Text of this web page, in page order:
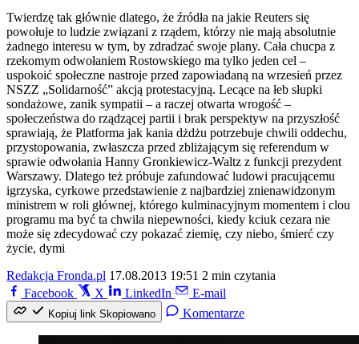
Twierdzę tak głównie dlatego, że źródła na jakie Reuters się
powołuje to ludzie związani z rządem, którzy nie mają absolutnie
żadnego interesu w tym, by zdradzać swoje plany. Cała chucpa z
rzekomym odwołaniem Rostowskiego ma tylko jeden cel –
uspokoić społeczne nastroje przed zapowiadaną na wrzesień przez
NSZZ „Solidarność” akcją protestacyjną. Lecące na łeb słupki
sondażowe, zanik sympatii – a raczej otwarta wrogość –
społeczeństwa do rządzącej partii i brak perspektyw na przyszłość
sprawiają, że Platforma jak kania dżdżu potrzebuje chwili oddechu,
przystopowania, zwłaszcza przed zbliżającym się referendum w
sprawie odwołania Hanny Gronkiewicz-Waltz z funkcji prezydent
Warszawy. Dlatego też próbuje zafundować ludowi pracującemu
igrzyska, cyrkowe przedstawienie z najbardziej znienawidzonym
ministrem w roli głównej, którego kulminacyjnym momentem i clou
programu ma być ta chwila niepewności, kiedy kciuk cezara nie
może się zdecydować czy pokazać ziemię, czy niebo, śmierć czy
życie, dymi
Redakcja Fronda.pl 17.08.2013 19:51 2 min czytania
Facebook
X LinkedIn E-mail
Kopiuj link Skopiowano Komentarze